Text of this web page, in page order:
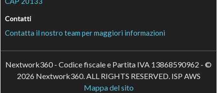
Contatti
Contatta il nostro team per maggiori informazioni
Nextwork360 - Codice fiscale e Partita IVA 13868590962 - ©
2026 Nextwork360. ALL RIGHTS RESERVED. ISP AWS
Mappa del sito